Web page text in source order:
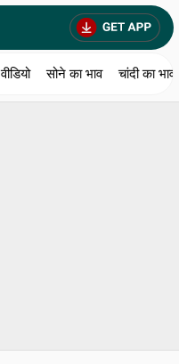
वीडियो सोने का भाव चांदी का भाव